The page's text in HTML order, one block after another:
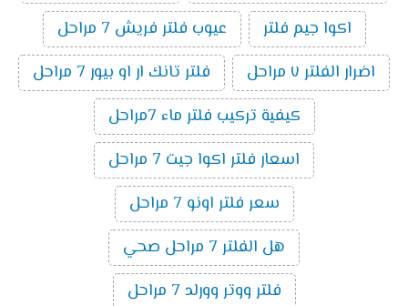
اكوا جيم فلتر
عيوب فلتر فريش 7 مراحل
اضرار الفلتر ٧ مراحل
فلتر تانك ار او بيور 7 مراحل
كيفية تركيب فلتر ماء 7مراحل
اسعار فلتر اكوا جيت 7 مراحل
سعر فلتر اونو 7 مراحل
هل الفلتر 7 مراحل صحي
فلتر ووتر وورلد 7 مراحل